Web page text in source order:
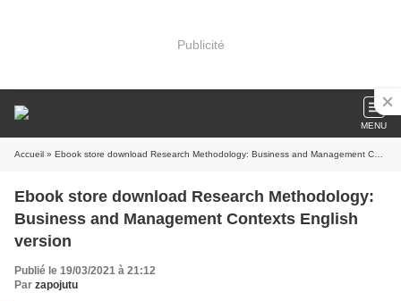
Publicité
MENU
Accueil » Ebook store download Research Methodology: Business and Management Contexts English version
Ebook store download Research Methodology:
Business and Management Contexts English
version
Publié le 19/03/2021 à 21:12
Par zapojutu